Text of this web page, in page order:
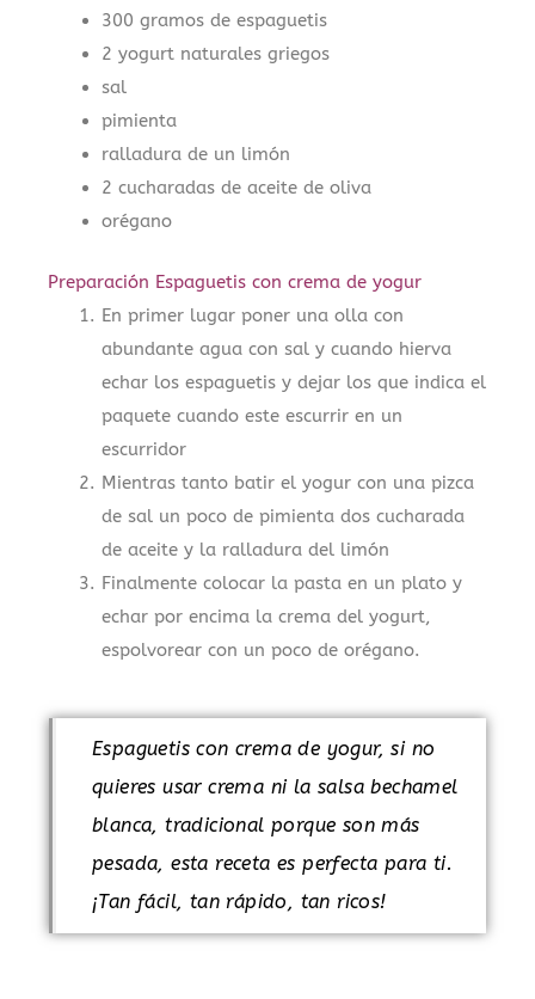
300 gramos de espaguetis
2 yogurt naturales griegos
sal
pimienta
ralladura de un limón
2 cucharadas de aceite de oliva
orégano
Preparación Espaguetis con crema de yogur
En primer lugar poner una olla con
abundante agua con sal y cuando hierva
echar los espaguetis y dejar los que indica el
paquete cuando este escurrir en un
escurridor
Mientras tanto batir el yogur con una pizca
de sal un poco de pimienta dos cucharada
de aceite y la ralladura del limón
Finalmente colocar la pasta en un plato y
echar por encima la crema del yogurt,
espolvorear con un poco de orégano.
Espaguetis con crema de yogur, si no
quieres usar crema ni la salsa bechamel
blanca, tradicional porque son más
pesada, esta receta es perfecta para ti.
¡Tan fácil, tan rápido, tan ricos!